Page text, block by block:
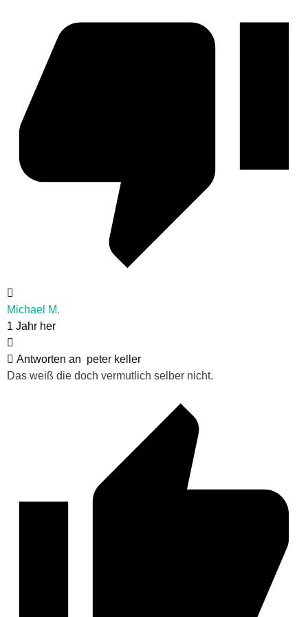
Michael M.
1 Jahr her
Antworten an peter keller
Das weiß die doch vermutlich selber nicht.